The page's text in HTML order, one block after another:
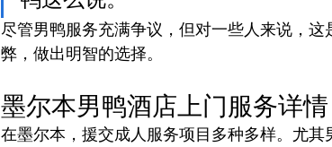
尽管男鸭服务充满争议，但对一些人来说，
弊，做出明智的选择。
墨尔本男鸭酒店上门服务详情
在墨尔本，援交成人服务项目多种多样。尤其